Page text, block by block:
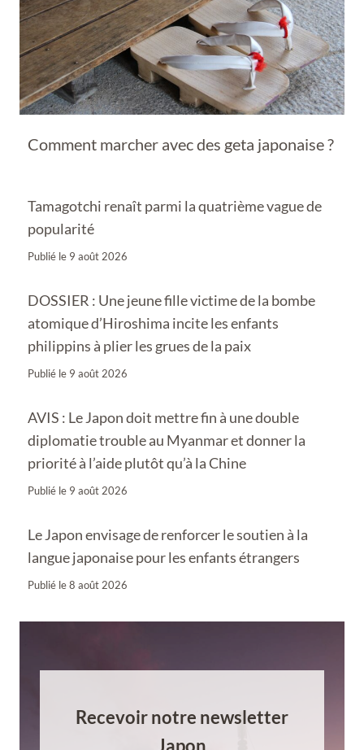
Comment marcher avec des geta japonaise ?
Tamagotchi renaît parmi la quatrième vague de
popularité
Publié le 9 août 2026
DOSSIER : Une jeune fille victime de la bombe
atomique d’Hiroshima incite les enfants
philippins à plier les grues de la paix
Publié le 9 août 2026
AVIS : Le Japon doit mettre fin à une double
diplomatie trouble au Myanmar et donner la
priorité à l’aide plutôt qu’à la Chine
Publié le 9 août 2026
Le Japon envisage de renforcer le soutien à la
langue japonaise pour les enfants étrangers
Publié le8 août 2026
Recevoir notre newsletter
Japon